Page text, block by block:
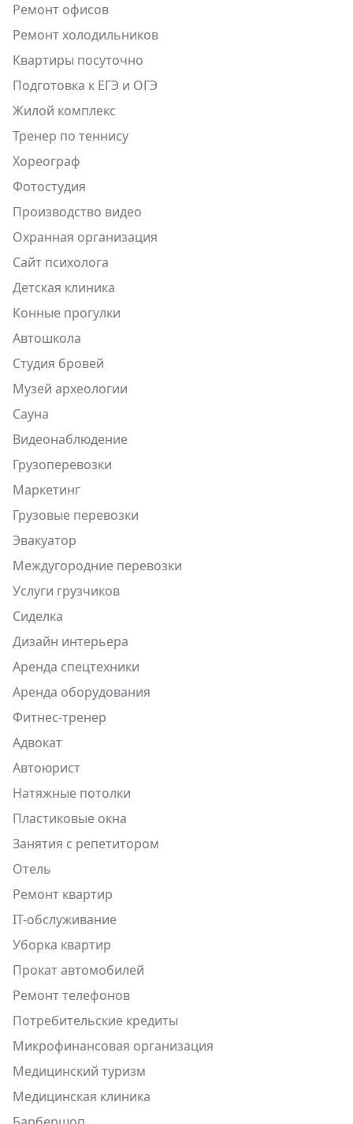
Ремонт офисов
Ремонт холодильников
Квартиры посуточно
Подготовка к ЕГЭ и ОГЭ
Жилой комплекс
Тренер по теннису
Хореограф
Фотостудия
Производство видео
Охранная организация
Сайт психолога
Детская клиника
Конные прогулки
Автошкола
Студия бровей
Музей археологии
Сауна
Видеонаблюдение
Грузоперевозки
Маркетинг
Грузовые перевозки
Эвакуатор
Междугородние перевозки
Услуги грузчиков
Сиделка
Дизайн интерьера
Аренда спецтехники
Аренда оборудования
Фитнес-тренер
Адвокат
Автоюрист
Натяжные потолки
Пластиковые окна
Занятия с репетитором
Отель
Ремонт квартир
IT-обслуживание
Уборка квартир
Прокат автомобилей
Ремонт телефонов
Потребительские кредиты
Микрофинансовая организация
Медицинский туризм
Медицинская клиника